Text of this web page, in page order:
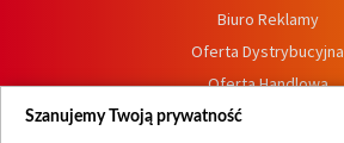
Biuro Reklamy
Oferta Dystrybucyjna
Oferta Handlowa
Dostępność
Szanujemy Twoją prywatność